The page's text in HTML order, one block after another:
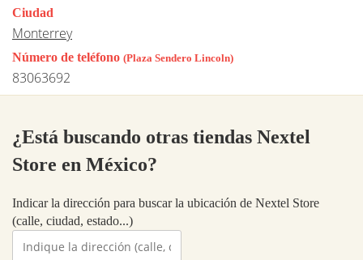
Ciudad
Monterrey
Número de teléfono (Plaza Sendero Lincoln)
83063692
¿Está buscando otras tiendas Nextel
Store en México?
Indicar la dirección para buscar la ubicación de Nextel Store
(calle, ciudad, estado...)